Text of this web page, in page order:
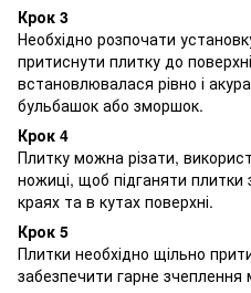
Крок 3
Необхідно розпочати
притиснути плитку до
встановлювалася рівно і
бульбашок або зморшок.
Крок 4
Плитку можна різати,
ножиці, щоб підганяти
краях та в кутах поверхні.
Крок 5
Плитки необхідно щільно
забезпечити гарне